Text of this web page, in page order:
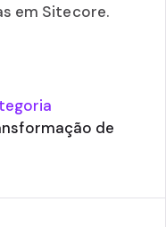
em Sitecore.
de